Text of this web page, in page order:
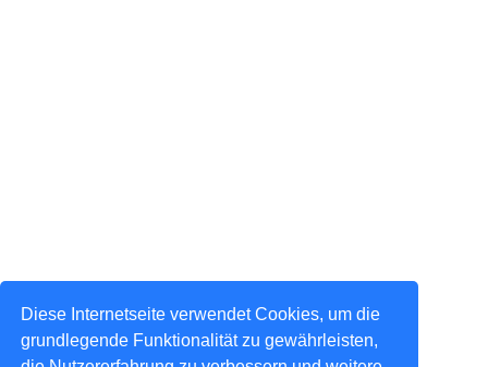
Diese Internetseite verwendet Cookies, um die
grundlegende Funktionalität zu gewährleisten,